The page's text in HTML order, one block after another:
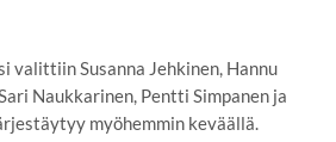
valittiin Susanna Jehkinen, Hannu
Naukkarinen, Pentti Simpanen ja
myöhemmin keväällä.